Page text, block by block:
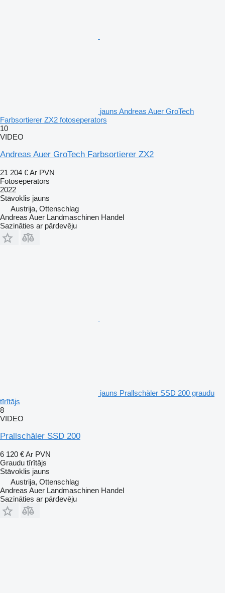
jauns Andreas Auer GroTech
Farbsortierer ZX2 fotoseperators
10
VIDEO
Andreas Auer GroTech Farbsortierer ZX2
21 204 €Ar PVN
Fotoseperators
2022
Stāvoklis jauns
Austrija, Ottenschlag
Andreas Auer Landmaschinen Handel
Sazināties ar pārdevēju
jauns Prallschäler SSD 200 graudu
tīrītājs
8
VIDEO
Prallschäler SSD 200
6 120 €Ar PVN
Graudu tīrītājs
Stāvoklis jauns
Austrija, Ottenschlag
Andreas Auer Landmaschinen Handel
Sazināties ar pārdevēju